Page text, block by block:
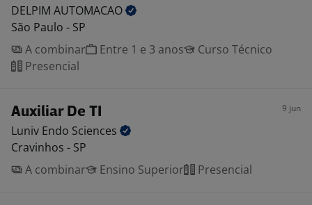
DELPIM AUTOMACAO
São Paulo - SP
A combinar
Entre 1 e 3 anos
Curso Técnico
Presencial
Auxiliar De TI 9 jun
Luniv Endo Sciences
Cravinhos - SP
A combinar
Ensino Superior Presencial